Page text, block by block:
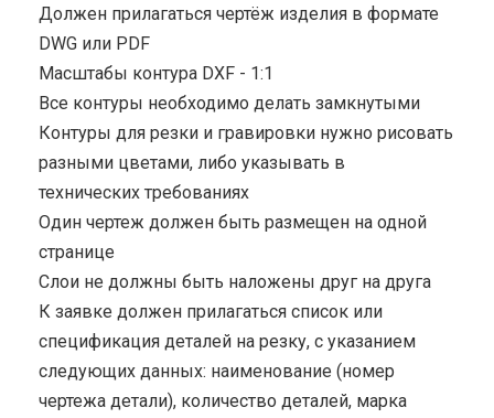
Должен прилагаться чертёж изделия в формате
DWG или PDF
Масштабы контура DXF - 1:1
Все контуры необходимо делать замкнутыми
Контуры для резки и гравировки нужно рисовать
разными цветами, либо указывать в
технических требованиях
Один чертеж должен быть размещен на одной
странице
Cлои не должны быть наложены друг на друга
К заявке должен прилагаться список или
спецификация деталей на резку, с указанием
следующих данных: наименование (номер
чертежа детали), количество деталей, марка